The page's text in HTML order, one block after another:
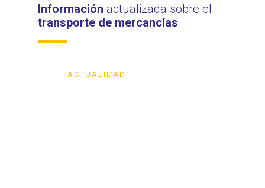
Información actualizada sobre el
transporte de mercancías
ACTUALIDAD